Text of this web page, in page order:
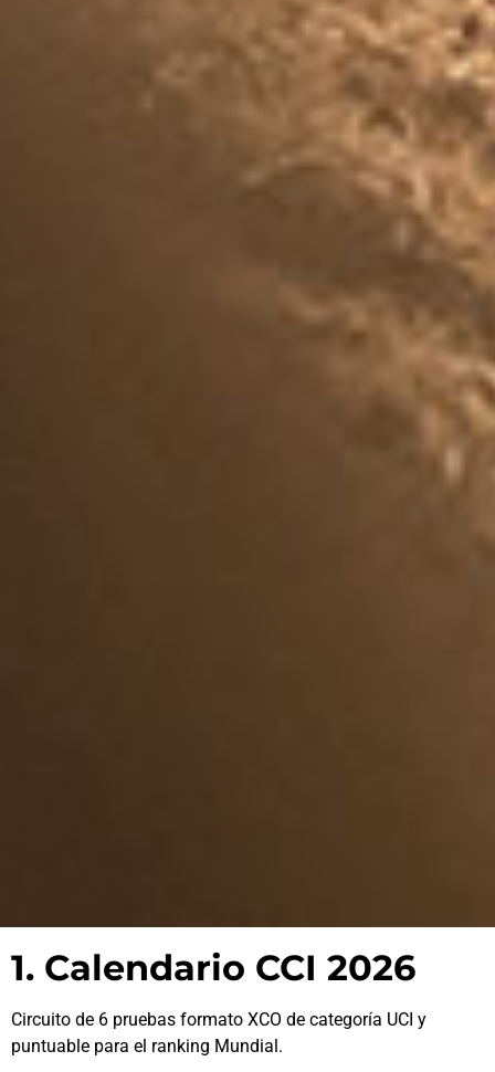
1. Calendario CCI 2026
Circuito de 6 pruebas formato XCO de categoría UCI y
puntuable para el ranking Mundial.